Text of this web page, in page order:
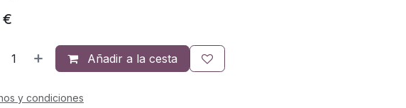
€
Añadir a la cesta
y condiciones